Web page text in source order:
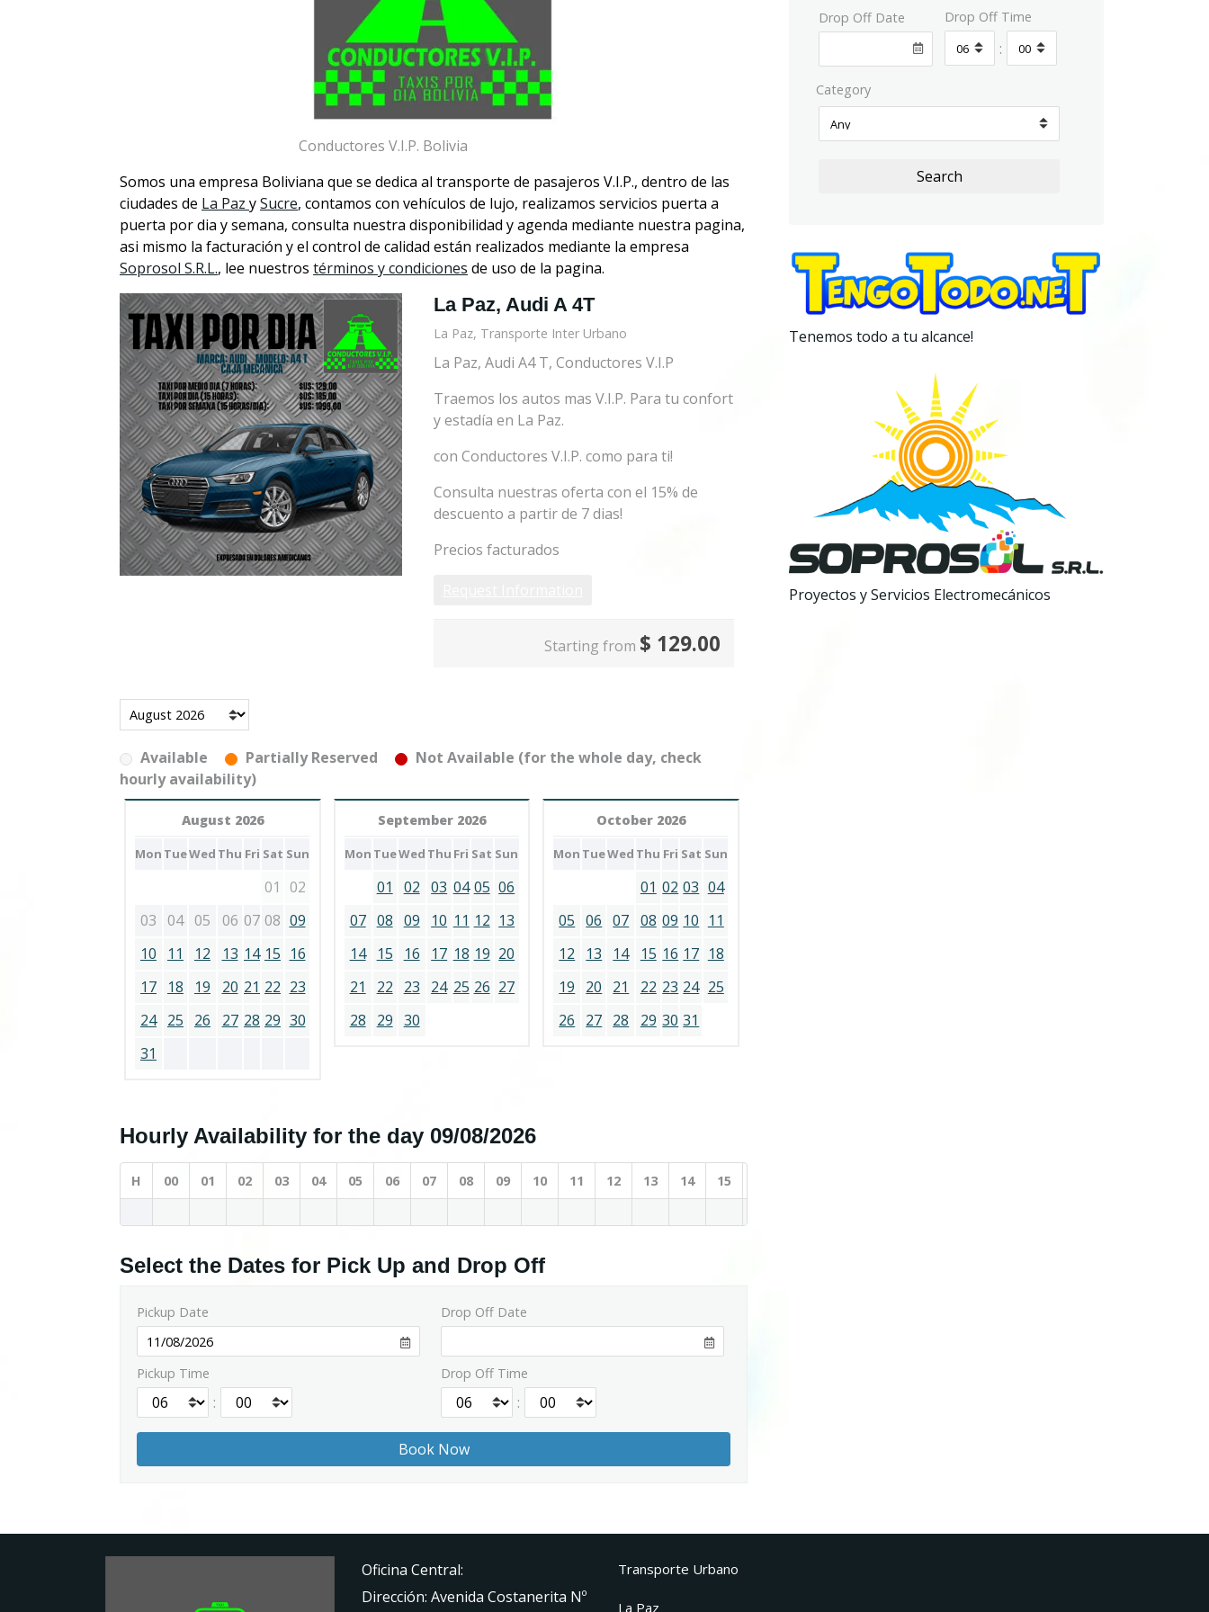
Conductores V.I.P. Bolivia
Somos una empresa Boliviana que se dedica al transporte de pasajeros V.I.P., dentro de las
ciudades de La Paz ySucre, contamos con vehículos de lujo, realizamos servicios puerta a
puerta por dia y semana, consulta nuestra disponibilidad y agenda mediante nuestra pagina,
asi mismo la facturación y el control de calidad están realizados mediante la empresa
Soprosol S.R.L., lee nuestros términos y condiciones de uso de la pagina.
La Paz, Audi A 4T
La Paz, Transporte Inter Urbano
La Paz, Audi A4 T, Conductores V.I.P
Traemos los autos mas V.I.P. Para tu confort
y estadía en La Paz.
con Conductores V.I.P. como para ti!
Consulta nuestras oferta con el 15% de
descuento a partir de 7 dias!
Precios facturados
Starting from $ 129.00
Available Partially Reserved
Not Available (for the whole day, check
hourly availability)
August 2026
Mon TueWed Thu Fri Sat Sun
01
02
03
04 05 06 07 08 09
10
11 12 13 14 15 16
17
18 19 20 21 22 23
24 25 26 27 28 29 30
31
September 2026
Mon TueWed Thu Fri Sat Sun
01 02 03 04 05 06
07 08 09 10 11 12 13
14
15 16 17 18 19 20
21
22 23 24 25 26 27
28
29 30
October 2026
Mon TueWed Thu Fri Sat Sun
01 02 03 04
05
06 07 08 09 10 11
12
13 14 15 16 17 18
19
20 21 22 23 24 25
26
27 28 29 30 31
Hourly Availability for the day 09/08/2026
H 00 01 02 03 04 05 06 07 08 09 10 11 12 13 14 15
Select the Dates for Pick Up and Drop Off
Pickup Date
Pickup Time
:
Drop Off Date
Drop Off Time
:
Drop Off Date Drop Off Time
:
Category
Search
Tenemos todo a tu alcance!
Proyectos y Servicios Electromecánicos
Oficina Central:
Dirección: Avenida Costanerita Nº
Transporte Urbano
La Paz